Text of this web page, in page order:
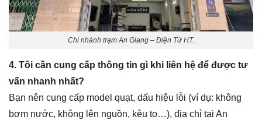
Chi nhánh trạm An Giang – Điện Tử HT.
4. Tôi cần cung cấp thông tin gì khi liên hệ để được tư
vấn nhanh nhất?
Bạn nên cung cấp model quạt, dấu hiệu lỗi (ví dụ: không
bơm nước, không lên nguồn, kêu to…), địa chỉ tại An